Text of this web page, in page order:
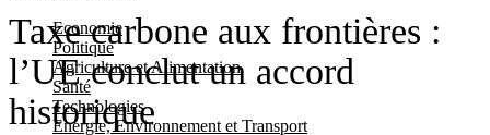
Economie
Politique
Agriculture et Alimentation
Santé
Technologies
Energie, Environnement et Transport
Taxe carbone aux frontières :
l’UE conclut un accord
historique